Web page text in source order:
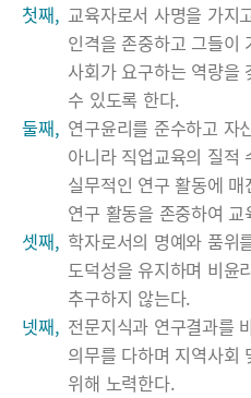
첫째, 교육자로서 사명을 가지
인격을 존중하고 그들이
사회가 요구하는 역량을
수 있도록 한다.
둘째, 연구윤리를 준수하고 자
아니라 직업교육의 질적
실무적인 연구 활동에
연구 활동을 존중하여
셋째, 학자로서의 명예와 품위
도덕성을 유지하며 비윤
추구하지 않는다.
넷째, 전문지식과 연구결과를
의무를 다하며 지역사회
위해 노력한다.